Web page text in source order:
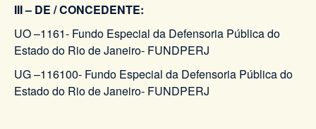
III – DE / CONCEDENTE:
UO –1161- Fundo Especial da Defensoria Pública do
Estado do Rio de Janeiro- FUNDPERJ
UG –116100- Fundo Especial da Defensoria Pública do
Estado do Rio de Janeiro- FUNDPERJ